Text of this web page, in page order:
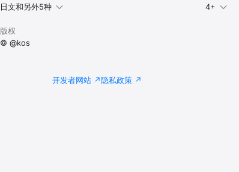
日文和另外5种
4+
版权
© @kos
开发者网站 隐私政策